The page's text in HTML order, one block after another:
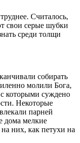
Считалось,
свои серые шубки
среди толщи
собирать
молили Бога,
которыми суждено
Некоторые
парней
дома мелкие
них, как петухи на